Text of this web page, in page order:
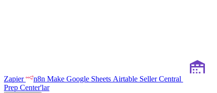
Zapier n8n Make Google Sheets Airtable Seller Central
Prep Center'lar